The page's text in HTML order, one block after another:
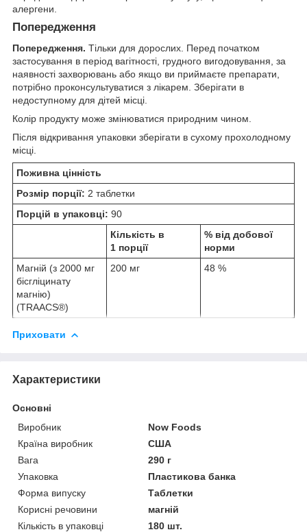
алергени.
Попередження
Попередження. Тільки для дорослих. Перед початком
застосування в період вагітності, грудного вигодовування, за
наявності захворювань або якщо ви приймаєте препарати,
потрібно проконсультуватися з лікарем. Зберігати в
недоступному для дітей місці.
Колір продукту може змінюватися природним чином.
Після відкривання упаковки зберігати в сухому прохолодному
місці.
Поживна цінність
Розмір порції: 2 таблетки
Порцій в упаковці: 90
Кількість в
1 порції
% від добової
норми
Магній (з 2000 мг
бісгліцинату
магнію)
(TRAACS®)
200 мг 48 %
Приховати
Характеристики
Основні
Виробник
Now Foods
Країна виробник
США
Вага
290 г
Упаковка
Пластикова банка
Форма випуску
Таблетки
Корисні речовини
магній
Кількість в упаковці
180 шт.